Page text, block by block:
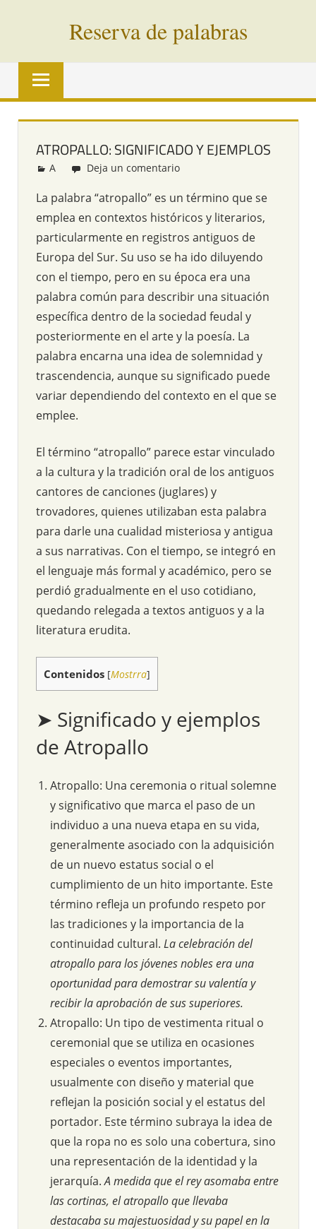
Reserva de palabras
Palabras
vías
todo
mundo
ATROPALLO: SIGNIFICADO Y EJEMPLOS
Redacción
A Deja un comentario
La palabra “atropallo” es un término que se
emplea en contextos históricos y literarios,
particularmente en registros antiguos de
Europa del Sur. Su uso se ha ido diluyendo
con el tiempo, pero en su época era una
palabra común para describir una situación
específica dentro de la sociedad feudal y
posteriormente en el arte y la poesía. La
palabra encarna una idea de solemnidad y
trascendencia, aunque su significado puede
variar dependiendo del contexto en el que se
emplee.
El término “atropallo” parece estar vinculado
a la cultura y la tradición oral de los antiguos
cantores de canciones (juglares) y
trovadores, quienes utilizaban esta palabra
para darle una cualidad misteriosa y antigua
a sus narrativas. Con el tiempo, se integró en
el lenguaje más formal y académico, pero se
perdió gradualmente en el uso cotidiano,
quedando relegada a textos antiguos y a la
literatura erudita.
Contenidos [Mostrra]
➤ Significado y ejemplos
de Atropallo
Atropallo: Una ceremonia o ritual solemne
y significativo que marca el paso de un
individuo a una nueva etapa en su vida,
generalmente asociado con la adquisición
de un nuevo estatus social o el
cumplimiento de un hito importante. Este
término refleja un profundo respeto por
las tradiciones y la importancia de la
continuidad cultural. La celebración del
atropallo para los jóvenes nobles era una
oportunidad para demostrar su valentía y
recibir la aprobación de sus superiores.
Atropallo: Un tipo de vestimenta ritual o
ceremonial que se utiliza en ocasiones
especiales o eventos importantes,
usualmente con diseño y material que
reflejan la posición social y el estatus del
portador. Este término subraya la idea de
que la ropa no es solo una cobertura, sino
una representación de la identidad y la
jerarquía.A medida que el rey asomaba entre
las cortinas, el atropallo que llevaba
destacaba su majestuosidad y su papel en la